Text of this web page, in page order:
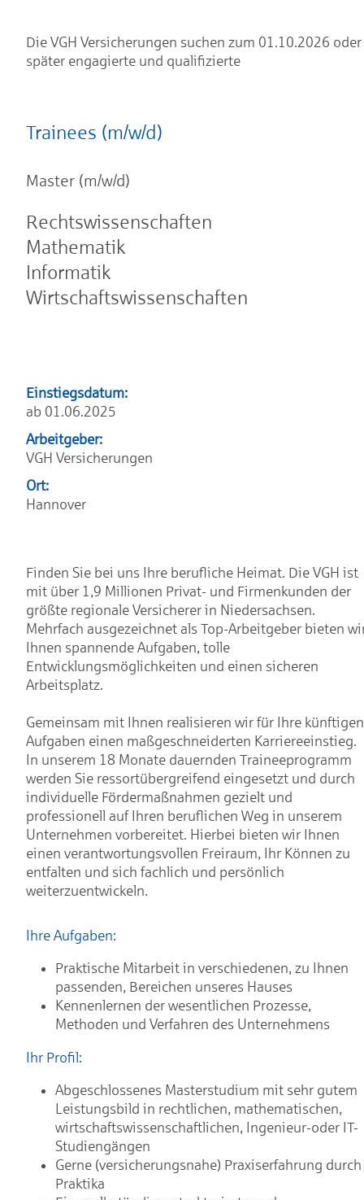
Die VGH Versicherungen suchen zum 01.10.2026 oder
später engagierte und qualifizierte
Trainees (m/w/d)
Master (m/w/d)
Rechtswissenschaften
Mathematik
Informatik
Wirtschaftswissenschaften
Einstiegsdatum:
ab 01.06.2025
Arbeitgeber:
VGH Versicherungen
Ort:
Hannover
Finden Sie bei uns Ihre berufliche Heimat. Die VGH ist
mit über 1,9 Millionen Privat- und Firmenkunden der
größte regionale Versicherer in Niedersachsen.
Mehrfach ausgezeichnet als Top-Arbeitgeber bieten
Ihnen spannende Aufgaben, tolle
Entwicklungsmöglichkeiten und einen sicheren
Arbeitsplatz.
Gemeinsam mit Ihnen realisieren wir für Ihre künftigen
Aufgaben einen maßgeschneiderten Karriereeinstieg.
In unserem 18 Monate dauernden Traineeprogramm
werden Sie ressortübergreifend eingesetzt und durch
individuelle Fördermaßnahmen gezielt und
professionell auf Ihren beruflichen Weg in unserem
Unternehmen vorbereitet. Hierbei bieten wir Ihnen
einen verantwortungsvollen Freiraum, Ihr Können zu
entfalten und sich fachlich und persönlich
weiterzuentwickeln.
Ihre Aufgaben:
Praktische Mitarbeit in verschiedenen, zu Ihnen
passenden, Bereichen unseres Hauses
Kennenlernen der wesentlichen Prozesse,
Methoden und Verfahren des Unternehmens
Ihr Profil:
Abgeschlossenes Masterstudium mit sehr gutem
Leistungsbild in rechtlichen, mathematischen,
wirtschaftswissenschaftlichen, Ingenieur-oder IT-
Studiengängen
Gerne (versicherungsnahe) Praxiserfahrung durch
Praktika